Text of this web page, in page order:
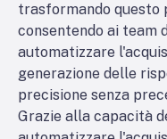
trasformando questo
consentendo ai team
automatizzare
generazione delle
precisione senza
Grazie alla capacità